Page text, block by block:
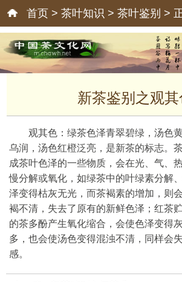
首页 > 茶叶知识 > 茶叶鉴别 >
新茶鉴别之观其
观其色：绿茶色泽青翠碧绿，汤色
乌润，汤色红橙泛亮，是新茶的标志。
成茶叶色泽的一些物质，会在光、气、
慢分解或氧化，如绿茶中的叶绿素分解
泽变得枯灰无光，而茶褐素的增加，则
褐不清，失去了原有的新鲜色泽；红茶
的茶多酚产生氧化缩合，会使色泽变得
多，也会使汤色变得混浊不清，同样会
感。